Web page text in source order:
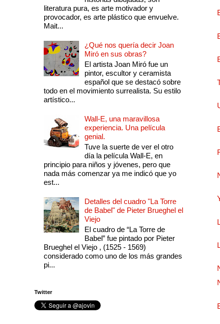
literatura pura, es arte motivador y
provocador, es arte plástico que envuelve.
Mait...
¿Qué nos quería decir Joan
Miró en sus obras?
El artista Joan Miró fue un
pintor, escultor y ceramista
español que se destacó sobre
todo en el movimiento surrealista. Su estilo
artístico...
Wall-E, una maravillosa
experiencia. Una película
genial.
Tuve la suerte de ver el otro
día la película Wall-E, en
principio para niños y jóvenes, pero que
nada más comenzar ya me indicó que yo
est...
Detalles del cuadro "La Torre
de Babel" de Pieter Brueghel el
Viejo
El cuadro de “La Torre de
Babel” fue pintado por Pieter
Brueghel el Viejo , (1525 - 1569)
considerado como uno de los más grandes
pi...
Twitter